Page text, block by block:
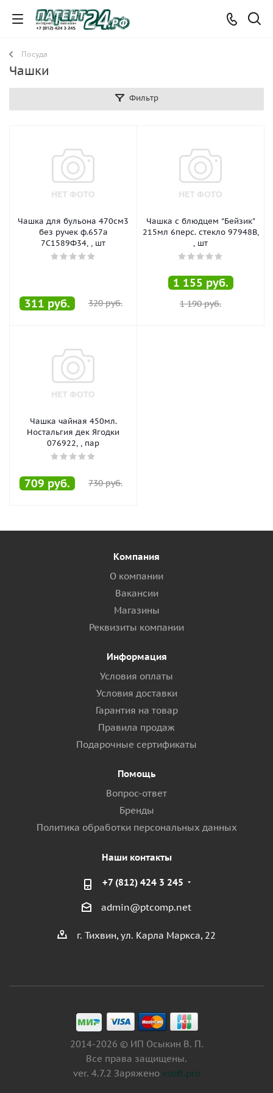
Посуда
Чашки
Фильтр
Чашка для бульона 470см3
без ручек ф.657а
7С1589Ф34, , шт
311 руб. 320руб.
Чашка с блюдцем "Бейзик"
215мл 6перс. стекло 97948В,
, шт
1 155 руб.
1 190руб.
Чашка чайная 450мл.
Ностальгия дек Ягодки
076922, , пар
709 руб. 730руб.
Компания
О компании
Вакансии
Магазины
Реквизиты компании
Информация
Условия оплаты
Условия доставки
Гарантия на товар
Правила продаж
Подарочные сертификаты
Помощь
Вопрос-ответ
Бренды
Политика обработки персональных данных
Наши контакты
+7 (812) 424 3 245
admin@ptcomp.net
г. Тихвин, ул. Карла Маркса, 22
2014-2026 © ИП Осыкин В. П.
Все права защищены.
ver. 4.7.2 Заряжено vsoft.pro